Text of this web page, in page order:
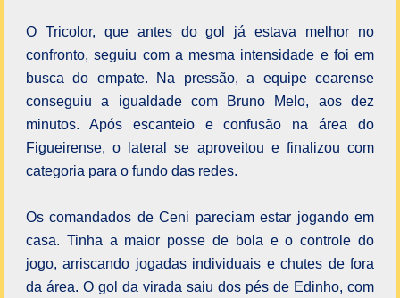
O Tricolor, que antes do gol já estava melhor no
confronto, seguiu com a mesma intensidade e foi em
busca do empate. Na pressão, a equipe cearense
conseguiu a igualdade com Bruno Melo, aos dez
minutos. Após escanteio e confusão na área do
Figueirense, o lateral se aproveitou e finalizou com
categoria para o fundo das redes.
Os comandados de Ceni pareciam estar jogando em
casa. Tinha a maior posse de bola e o controle do
jogo, arriscando jogadas individuais e chutes de fora
da área. O gol da virada saiu dos pés de Edinho, com